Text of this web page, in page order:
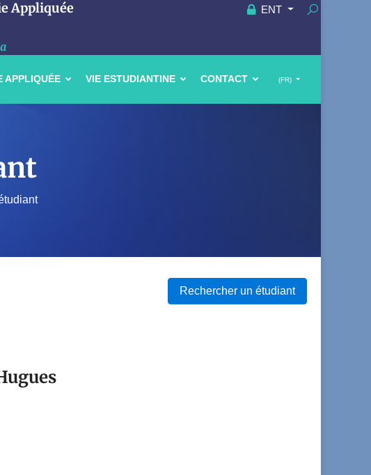
Appliquée ENT
(FR)
APPLIQUÉE VIE ESTUDIANTINE CONTACT
Rechercher un étudiant